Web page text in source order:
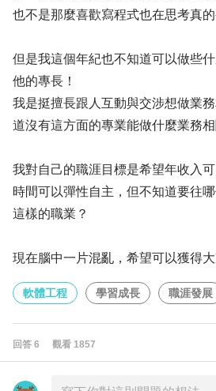
也不是那麼喜歡寫程式也在思考真
但是我這個年紀也不知道可以做些
他的專長！
我是挺擅長跟人互動與交涉想做業
道沒有這方面的專業能做什麼業務相
我對自己的職涯目標是希望年收入
時間可以彈性自主，但不知道要往
這樣的職業？
現在腦中一片混亂，希望可以獲得大
軟體工程 學習成長 職涯發展
回答 6 觀看 1857